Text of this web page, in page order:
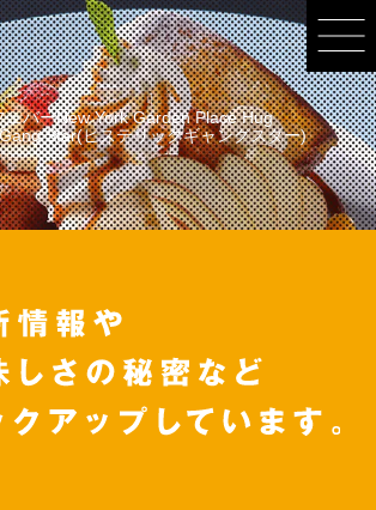
ェバーNew York Garden Place Hug
Star(ヒステリックギャングスター)